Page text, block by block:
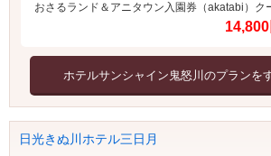
おさるランド＆アニタウン入園券（akatabi）ク
ホテルサンシャイン鬼怒川のプランを
日光きぬ川ホテル三日月